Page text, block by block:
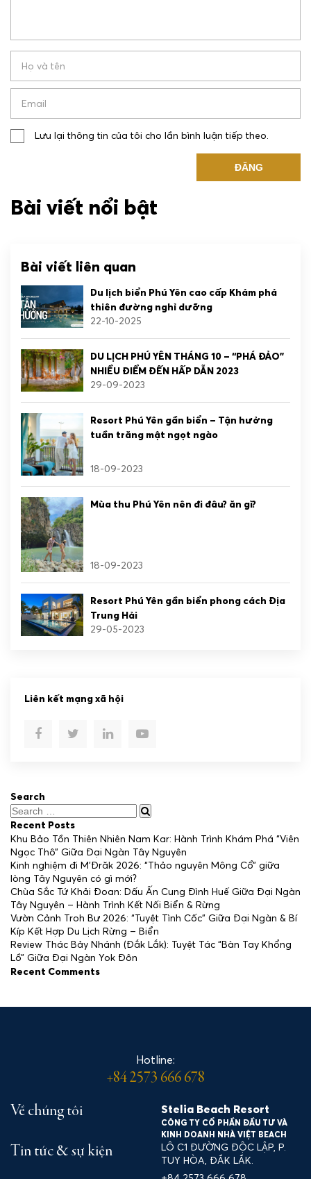
+84 2573 666 678
INFO@STELIARESORT.COM
Lưu lại thông tin của tôi cho lần bình luận tiếp theo.
Bài viết nổi bật
Bài viết liên quan
Du lịch biển Phú Yên cao cấp Khám phá
thiên đường nghỉ dưỡng
22-10-2025
DU LỊCH PHÚ YÊN THÁNG 10 – “PHÁ ĐẢO”
NHIỀU ĐIỂM ĐẾN HẤP DẪN 2023
29-09-2023
Resort Phú Yên gần biển – Tận hưởng
tuần trăng mật ngọt ngào
18-09-2023
Mùa thu Phú Yên nên đi đâu? ăn gì?
18-09-2023
Resort Phú Yên gần biển phong cách Địa
Trung Hải
29-05-2023
Liên kết mạng xã hội
Search
Recent Posts
Khu Bảo Tồn Thiên Nhiên Nam Kar: Hành Trình Khám Phá “Viên
Ngọc Thô” Giữa Đại Ngàn Tây Nguyên
Kinh nghiệm đi M’Đrăk 2026: “Thảo nguyên Mông Cổ” giữa
lòng Tây Nguyên có gì mới?
Chùa Sắc Tứ Khải Đoan: Dấu Ấn Cung Đình Huế Giữa Đại Ngàn
Tây Nguyên – Hành Trình Kết Nối Biển & Rừng
Vườn Cảnh Troh Bư 2026: “Tuyệt Tình Cốc” Giữa Đại Ngàn & Bí
Kíp Kết Hợp Du Lịch Rừng – Biển
Review Thác Bảy Nhánh (Đắk Lắk): Tuyệt Tác “Bàn Tay Khổng
Lồ” Giữa Đại Ngàn Yok Đôn
Recent Comments
Hotline:
+84 2573 666 678
Về chúng tôi
Tin tức & sự kiện
Stelia Beach Resort
CÔNG TY CỔ PHẦN ĐẦU TƯ VÀ
KINH DOANH NHÀ VIỆT BEACH
LÔ C1 ĐƯỜNG ĐỘC LẬP, P.
TUY HÒA, ĐẮK LẮK.